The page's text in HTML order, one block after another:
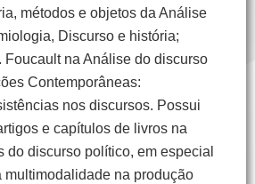
métodos e objetos da Análise
Discurso e história;
Foucault na Análise do discurso
Contemporâneas:
nos discursos. Possui
e capítulos de livros na
do discurso político, em especial
multimodalidade na produção